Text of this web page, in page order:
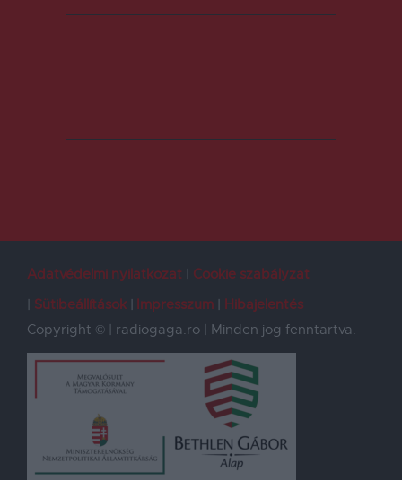
Adatvédelmi nyilatkozat
Cookie szabályzat
Sütibeállítások
Impresszum
Hibajelentés
Copyright © | radiogaga.ro | Minden jog fenntartva.